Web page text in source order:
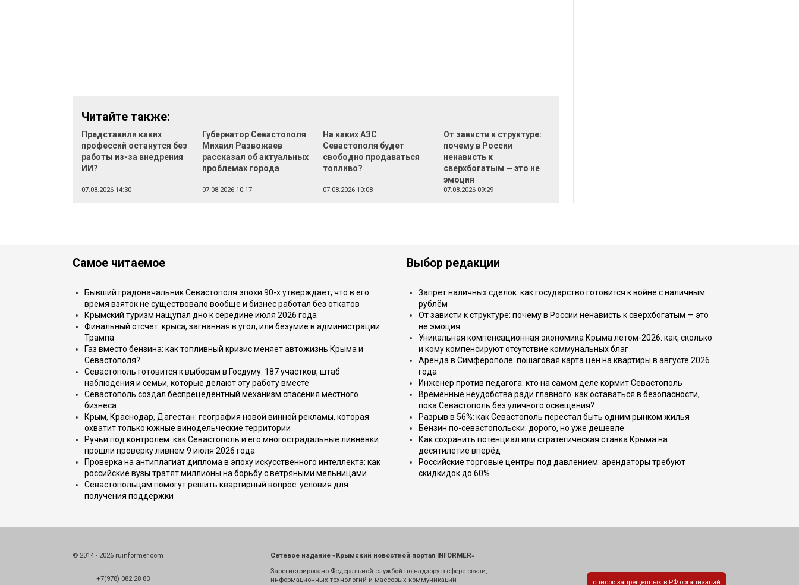
Читайте также:
Представили каких
профессий останутся без
работы из-за внедрения
ИИ?
07.08.2026 14:30
Губернатор Севастополя
Михаил Развожаев
рассказал об актуальных
проблемах города
07.08.2026 10:17
На каких АЗС
Севастополя будет
свободно продаваться
топливо?
07.08.2026 10:08
От зависти к структуре:
почему в России
ненависть к
сверхбогатым — это не
эмоция
07.08.2026 09:29
Самое читаемое
Бывший градоначальник Севастополя эпохи 90-х утверждает, что в его
время взяток не существовало вообще и бизнес работал без откатов
Крымский туризм нащупал дно к середине июля 2026 года
Финальный отсчёт: крыса, загнанная в угол, или безумие в администрации
Трампа
Газ вместо бензина: как топливный кризис меняет автожизнь Крыма и
Севастополя?
Севастополь готовится к выборам в Госдуму: 187 участков, штаб
наблюдения и семьи, которые делают эту работу вместе
Севастополь создал беспрецедентный механизм спасения местного
бизнеса
Крым, Краснодар, Дагестан: география новой винной рекламы, которая
охватит только южные винодельческие территории
Ручьи под контролем: как Севастополь и его многострадальные ливнёвки
прошли проверку ливнем 9 июля 2026 года
Проверка на антиплагиат диплома в эпоху искусственного интеллекта: как
российские вузы тратят миллионы на борьбу с ветряными мельницами
Севастопольцам помогут решить квартирный вопрос: условия для
получения поддержки
Выбор редакции
Запрет наличных сделок: как государство готовится к войне с наличным
рублём
От зависти к структуре: почему в России ненависть к сверхбогатым — это
не эмоция
Уникальная компенсационная экономика Крыма летом-2026: как, сколько
и кому компенсируют отсутствие коммунальных благ
Аренда в Симферополе: пошаговая карта цен на квартиры в августе 2026
года
Инженер против педагога: кто на самом деле кормит Севастополь
Временные неудобства ради главного: как оставаться в безопасности,
пока Севастополь без уличного освещения?
Разрыв в 56%: как Севастополь перестал быть одним рынком жилья
Бензин по-севастопольски: дорого, но уже дешевле
Как сохранить потенциал или стратегическая ставка Крыма на
десятилетие вперёд
Российские торговые центры под давлением: арендаторы требуют
скидкидок до 60%
© 2014 - 2026 ruinformer.com
+7(978) 082 28 83
Сетевое издание «Крымский новостной портал INFORMER»
Зарегистрировано Федеральной службой по надзору в сфере связи,
информационных технологий и массовых коммуникаций
список запрещенных в РФ организаций